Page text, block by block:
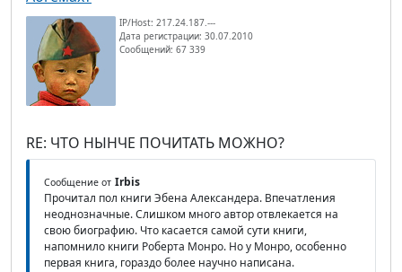
IP/Host: 217.24.187.---
Дата регистрации: 30.07.2010
Сообщений: 67 339
RE: ЧТО НЫНЧЕ ПОЧИТАТЬ МОЖНО?
Сообщение от Irbis
Прочитал пол книги Эбена Александера. Впечатления
неоднозначные. Слишком много автор отвлекается на
свою биографию. Что касается самой сути книги,
напомнило книги Роберта Монро. Но у Монро, особенно
первая книга, гораздо более научно написана.